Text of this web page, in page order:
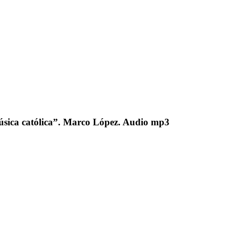
católica”. Marco López. Audio mp3